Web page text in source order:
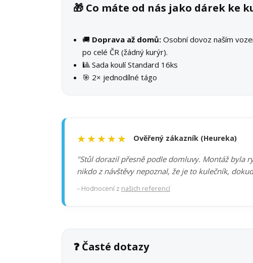
🎁 Co máte od nás jako dárek ke
🚚 Doprava až domů: Osobní dovoz naším
po celé ČR (žádný kurýr).
🎱 Sada koulí Standard 16ks
🎯 2× jednodílné tágo
★★★★★ Ověřený zákazník (Heureka)
"Stůl dorazil přesně podle domluvy. Montáž byla
nikdo z návštěvy nepoznal, že je to kulečník,
– Hodnocení z našich referencí
❓ Časté dotazy